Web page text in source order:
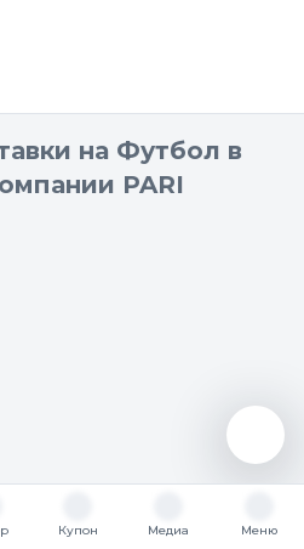
на Футбол в
PARI
ВКонтакте
Купон
Медиа
Меню